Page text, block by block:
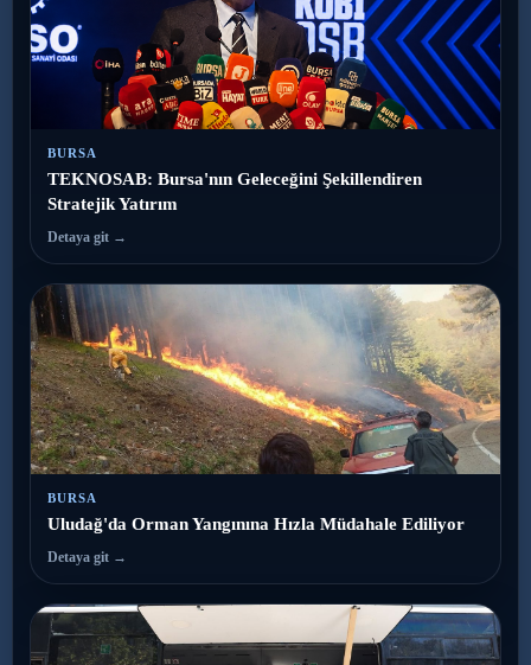
BURSA
TEKNOSAB: Bursa'nın Geleceğini Şekillendiren
Stratejik Yatırım
Detaya git →
BURSA
Uludağ'da Orman Yangınına Hızla Müdahale Ediliyor
Detaya git →